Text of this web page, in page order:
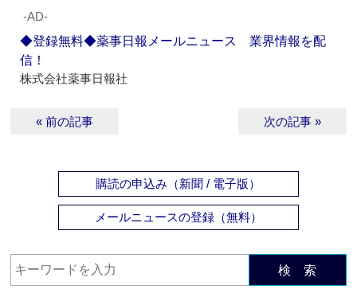
‐AD‐
◆登録無料◆薬事日報メールニュース 業界情報を配
信！
株式会社薬事日報社
« 前の記事 次の記事 »
購読の申込み（新聞 / 電子版）
メールニュースの登録（無料）
検 索